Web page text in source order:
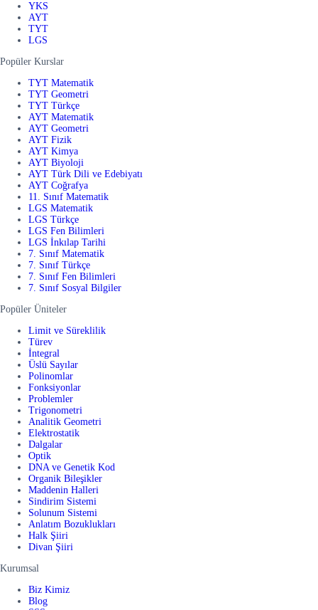
YKS
AYT
TYT
LGS
Popüler Kurslar
TYT Matematik
TYT Geometri
TYT Türkçe
AYT Matematik
AYT Geometri
AYT Fizik
AYT Kimya
AYT Biyoloji
AYT Türk Dili ve Edebiyatı
AYT Coğrafya
11. Sınıf Matematik
LGS Matematik
LGS Türkçe
LGS Fen Bilimleri
LGS İnkılap Tarihi
7. Sınıf Matematik
7. Sınıf Türkçe
7. Sınıf Fen Bilimleri
7. Sınıf Sosyal Bilgiler
Popüler Üniteler
Limit ve Süreklilik
Türev
İntegral
Üslü Sayılar
Polinomlar
Fonksiyonlar
Problemler
Trigonometri
Analitik Geometri
Elektrostatik
Dalgalar
Optik
DNA ve Genetik Kod
Organik Bileşikler
Maddenin Halleri
Sindirim Sistemi
Solunum Sistemi
Anlatım Bozuklukları
Halk Şiiri
Divan Şiiri
Kurumsal
Biz Kimiz
Blog